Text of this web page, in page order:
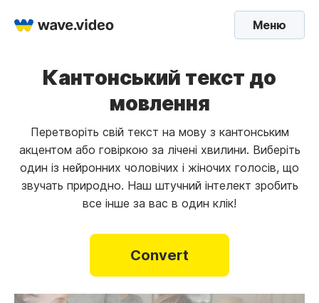
Меню
Кантонський текст до
мовлення
Перетворіть свій текст на мову з кантонським
акцентом або говіркою за лічені хвилини. Виберіть
один із нейронних чоловічих і жіночих голосів, що
звучать природно. Наш штучний інтелект зробить
все інше за вас в один клік!
Convert